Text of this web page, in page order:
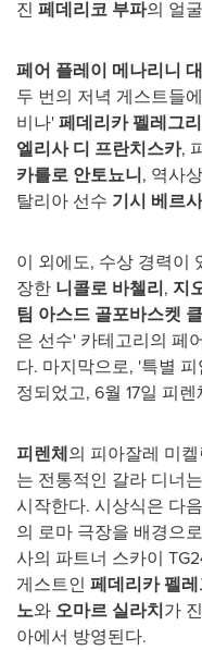
진 페데리코 부파의 얼
페어 플레이 메나리니
두 번의 저녁 게스트들
비나'페데리카 펠레그
엘리사 디 프란치스카,
카를로 안토뇨니, 역사
탈리아 선수 기시 베르
이 외에도, 수상 경력이
장한 니콜로 바첼리, 지
팀 아스드 골포바스켓
은 선수' 카테고리의 페
다. 마지막으로, '특별
정되었고, 6월 17일 피
피렌체의 피아잘레 미
는 전통적인 갈라 디너는
시작한다. 시상식은 다
의 로마 극장을 배경으
사의 파트너 스카이
게스트인 페데리카 펠
노와 오마르 실라치가
아에서 방영된다.